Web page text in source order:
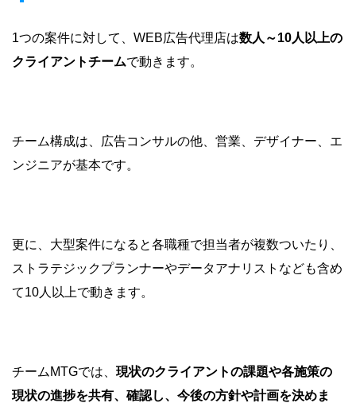
1つの案件に対して、WEB広告代理店は数人～10人以上の
クライアントチームで動きます。
チーム構成は、広告コンサルの他、営業、デザイナー、エ
ンジニアが基本です。
更に、大型案件になると各職種で担当者が複数ついたり、
ストラテジックプランナーやデータアナリストなども含め
て10人以上で動きます。
チームMTGでは、 現状のクライアントの課題や各施策の
現状の進捗を共有、確認し、今後の方針や計画を決めま